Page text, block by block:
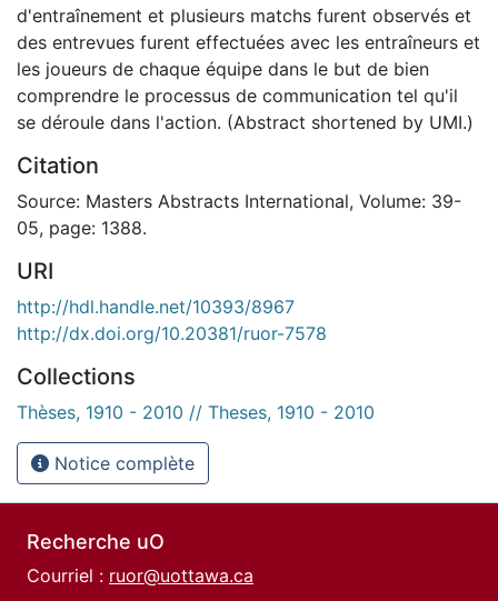
d'entraînement et plusieurs matchs furent observés et
des entrevues furent effectuées avec les entraîneurs et
les joueurs de chaque équipe dans le but de bien
comprendre le processus de communication tel qu'il
se déroule dans l'action. (Abstract shortened by UMI.)
Citation
Source: Masters Abstracts International, Volume: 39-
05, page: 1388.
URI
http://hdl.handle.net/10393/8967
http://dx.doi.org/10.20381/ruor-7578
Collections
Thèses, 1910 - 2010 // Theses, 1910 - 2010
Notice complète
Recherche uO
Courriel : ruor@uottawa.ca